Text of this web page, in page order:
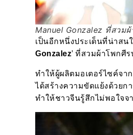
Manuel Gonzalez ที่สวม
เป็นอีกหนึ่งประเด็นที่น่าสน
Gonzalez’ ที่สวมผ้าโพกศี
ทำให้ผู้ผลิตมอเตอร์ไซค์จา
ได้สร้างความขัดแย้งด้วยก
ทำให้ชาวจีนรู้สึกไม่พอใจจ